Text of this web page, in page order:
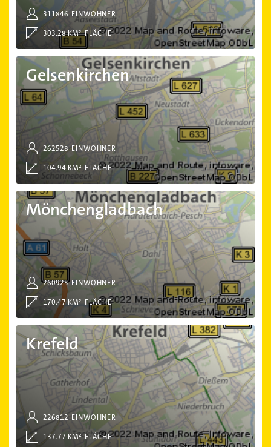
EINWOHNER
311846
FLÄCHE
303.28 KM²
Gelsenkirchen
EINWOHNER
262528
FLÄCHE
104.94 KM²
Gelsenkirchen
Mönchengladbach
EINWOHNER
260925
FLÄCHE
170.47 KM²
Mönchengladbach
Krefeld
EINWOHNER
226812
FLÄCHE
137.77 KM²
Krefeld